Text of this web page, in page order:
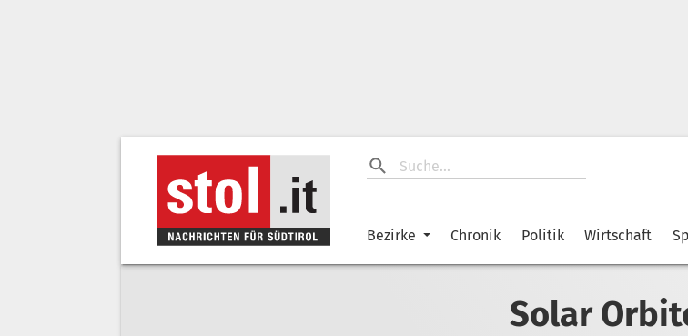
Bezirke Chronik Politik Wirtschaft
Solar